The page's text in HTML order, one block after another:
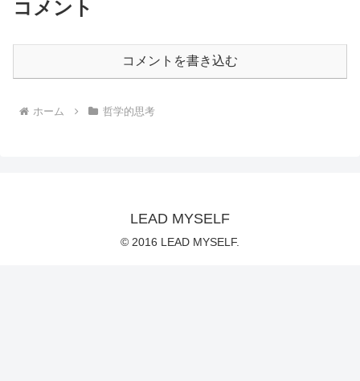
コメント
コメントを書き込む
ホーム 哲学的思考
LEAD MYSELF
© 2016 LEAD MYSELF.